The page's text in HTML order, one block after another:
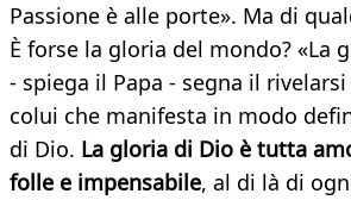
Passione è alle porte». Ma di
È forse la gloria del mondo? «La
- spiega il Papa - segna il
colui che manifesta in modo
di Dio. La gloria di Dio è tutta
folle e impensabile, al di là di